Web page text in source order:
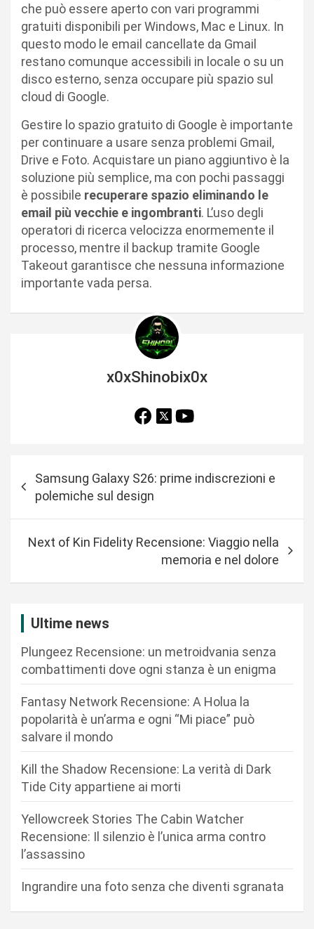
che può essere aperto con vari programmi
gratuiti disponibili per Windows, Mac e Linux. In
questo modo le email cancellate da Gmail
restano comunque accessibili in locale o su un
disco esterno, senza occupare più spazio sul
cloud di Google.
Gestire lo spazio gratuito di Google è importante
per continuare a usare senza problemi Gmail,
Drive e Foto. Acquistare un piano aggiuntivo è la
soluzione più semplice, ma con pochi passaggi
è possibile recuperare spazio eliminando le
email più vecchie e ingombranti. L’uso degli
operatori di ricerca velocizza enormemente il
processo, mentre il backup tramite Google
Takeout garantisce che nessuna informazione
importante vada persa.
x0xShinobix0x
a
Samsung Galaxy S26: prime indiscrezioni e
polemiche sul design
Next of Kin Fidelity Recensione: Viaggio nella
memoria e nel dolore
Ultime news
Plungeez Recensione: un metroidvania senza
combattimenti dove ogni stanza è un enigma
Fantasy Network Recensione: A Holua la
popolarità è un’arma e ogni “Mi piace” può
salvare il mondo
Kill the Shadow Recensione: La verità di Dark
Tide City appartiene ai morti
Yellowcreek Stories The Cabin Watcher
Recensione: Il silenzio è l’unica arma contro
l’assassino
Ingrandire una foto senza che diventi sgranata